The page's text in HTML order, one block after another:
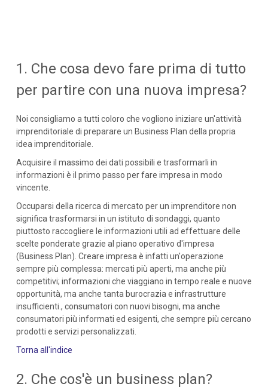
1. Che cosa devo fare prima di tutto
per partire con una nuova impresa?
Noi consigliamo a tutti coloro che vogliono iniziare un'attività
imprenditoriale di preparare un Business Plan della propria
idea imprenditoriale.
Acquisire il massimo dei dati possibili e trasformarli in
informazioni è il primo passo per fare impresa in modo
vincente.
Occuparsi della ricerca di mercato per un imprenditore non
significa trasformarsi in un istituto di sondaggi, quanto
piuttosto raccogliere le informazioni utili ad effettuare delle
scelte ponderate grazie al piano operativo d'impresa
(Business Plan). Creare impresa è infatti un'operazione
sempre più complessa: mercati più aperti, ma anche più
competitivi; informazioni che viaggiano in tempo reale e nuove
opportunità, ma anche tanta burocrazia e infrastrutture
insufficienti., consumatori con nuovi bisogni, ma anche
consumatori più informati ed esigenti, che sempre più cercano
prodotti e servizi personalizzati.
Torna all'indice
2. Che cos'è un business plan?